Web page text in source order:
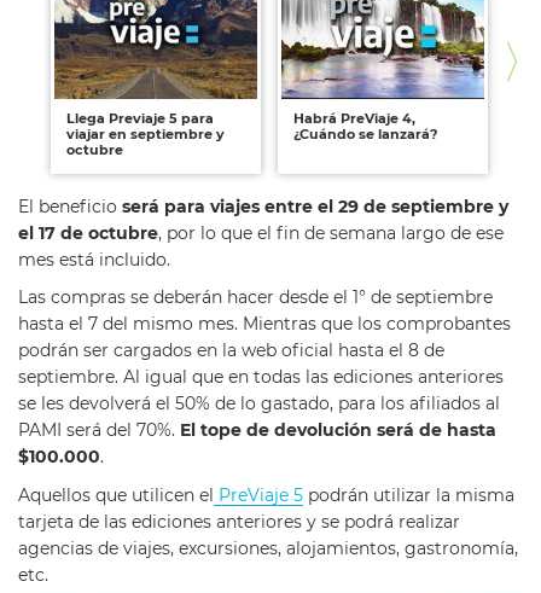
Llega Previaje 5 para
viajar en septiembre y
octubre
Habrá PreViaje 4,
¿Cuándo se lanzará?
El beneficio será para viajes entre el 29 de septiembre y
el 17 de octubre, por lo que el fin de semana largo de ese
mes está incluido.
Las compras se deberán hacer desde el 1° de septiembre
hasta el 7 del mismo mes. Mientras que los comprobantes
podrán ser cargados en la web oficial hasta el 8 de
septiembre. Al igual que en todas las ediciones anteriores
se les devolverá el 50% de lo gastado, para los afiliados al
PAMI será del 70%. El tope de devolución será de hasta
$100.000.
Aquellos que utilicen el
PreViaje 5 podrán utilizar la misma
tarjeta de las ediciones anteriores y se podrá realizar
agencias de viajes, excursiones, alojamientos, gastronomía,
etc.